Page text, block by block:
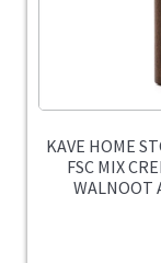
KAVE HOME
FSC MIX
WALNOOT